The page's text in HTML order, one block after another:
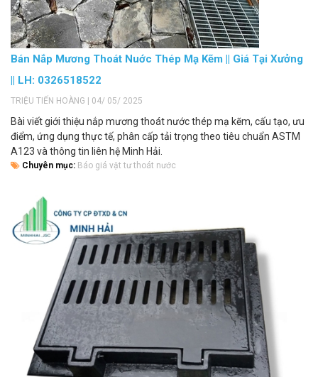
Bán Nắp Mương Thoát Nuớc Thép Mạ Kẽm || Giá Tại Xưởng
|| LH: 0326518522
TRIỆU TIẾN HOÀNG | 04/ 05/ 2025
Bài viết giới thiệu nắp mương thoát nước thép mạ kẽm, cấu tạo, ưu
điểm, ứng dụng thực tế, phân cấp tải trọng theo tiêu chuẩn ASTM
A123 và thông tin liên hệ Minh Hải.
Chuyên mục: Báo giá vật tư thoát nước